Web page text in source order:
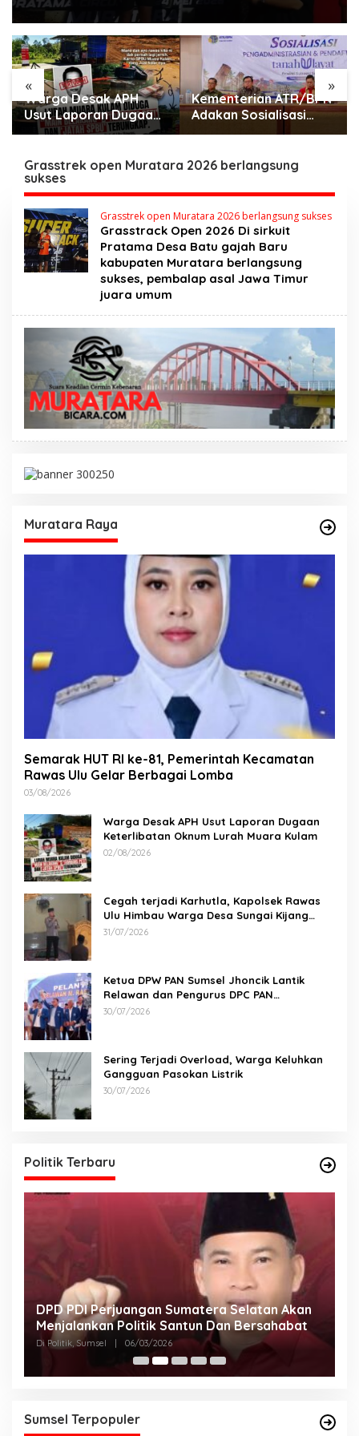
« »
Warga Desak APH
Usut Laporan Dugaan
Keterlibatan Oknum
Kementerian ATR/BPN
Adakan Sosialisasi
Pengadministrasian
Perkuat Kepastian
Masyarakat Hukum
Adat di Tana Toraja
Grasstrek open Muratara 2026 berlangsung
sukses
Grasstrek open Muratara 2026 berlangsung sukses
Grasstrack Open 2026 Di sirkuit
Pratama Desa Batu gajah Baru
kabupaten Muratara berlangsung
sukses, pembalap asal Jawa Timur
juara umum
Muratara Raya
Semarak HUT RI ke-81, Pemerintah Kecamatan
Rawas Ulu Gelar Berbagai Lomba
03/08/2026
Warga Desak APH Usut Laporan Dugaan
Keterlibatan Oknum Lurah Muara Kulam
02/08/2026
Cegah terjadi Karhutla, Kapolsek Rawas
Ulu Himbau Warga Desa Sungai Kijang
Sesuai Maklumat Kapolda Sumsel
31/07/2026
Ketua DPW PAN Sumsel Jhoncik Lantik
Relawan dan Pengurus DPC PAN
Kabupaten Muratara, Langsung Peresmian
30/07/2026
Sering Terjadi Overload, Warga Keluhkan
Gangguan Pasokan Listrik
30/07/2026
Politik Terbaru
DPD PDI Perjuangan Sumatera Selatan Akan
Menjalankan Politik Santun Dan Bersahabat
Di Politik, Sumsel 06/03/2026
Sumsel Terpopuler